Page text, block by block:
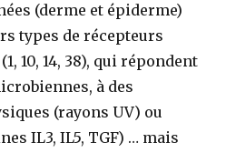
(derme et épiderme)
types de récepteurs
10, 14, 38), qui répondent
à des
(rayons UV) ou
IL3, IL5, TGF) … mais